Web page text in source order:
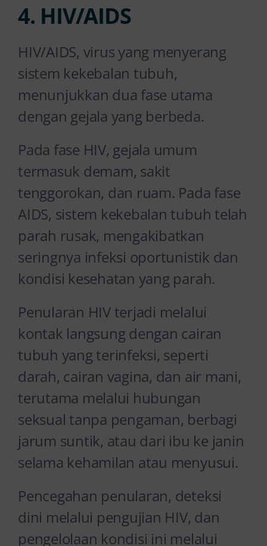
4. HIV/AIDS
HIV/AIDS, virus yang menyerang
sistem kekebalan tubuh,
menunjukkan dua fase utama
dengan gejala yang berbeda.
Pada fase HIV, gejala umum
termasuk demam, sakit
tenggorokan, dan ruam. Pada fase
AIDS, sistem kekebalan tubuh telah
parah rusak, mengakibatkan
seringnya infeksi oportunistik dan
kondisi kesehatan yang parah.
Penularan HIV terjadi melalui
kontak langsung dengan cairan
tubuh yang terinfeksi, seperti
darah, cairan vagina, dan air mani,
terutama melalui hubungan
seksual tanpa pengaman, berbagi
jarum suntik, atau dari ibu ke janin
selama kehamilan atau menyusui.
Pencegahan penularan, deteksi
dini melalui pengujian HIV, dan
pengelolaan kondisi ini melalui